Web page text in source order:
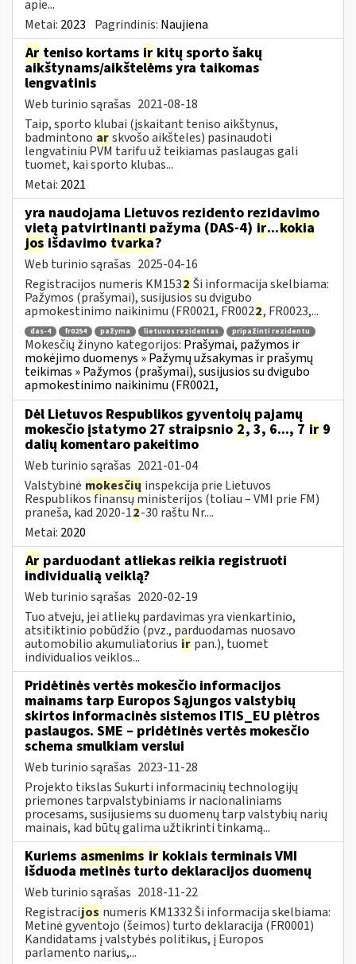
apie...
Metai: 2023 Pagrindinis: Naujiena
Ar teniso kortams ir kitų sporto šakų
aikštynams/aikštelėms yra taikomas
lengvatinis
Web turinio sąrašas 2021-08-18
Taip, sporto klubai (įskaitant teniso aikštynus,
badmintono arskvošo aikšteles) pasinaudoti
lengvatiniu PVM tarifu už teikiamas paslaugas gali
tuomet, kai sporto klubas...
Metai: 2021
yra naudojama Lietuvos rezidento rezidavimo
vietą patvirtinanti pažyma (DAS-4) ir...kokia
jos išdavimo tvarka?
Web turinio sąrašas 2025-04-16
Registracijos numeris KM1532 Ši informacija skelbiama:
Pažymos (prašymai), susijusios su dvigubo
apmokestinimo naikinimu (FR0021, FR0022, FR0023,...
das-4 fr0254 pažyma lietuvos rezidentas pripažinti rezidentu
Mokesčių žinyno kategorijos: Prašymai, pažymos ir
mokėjimo duomenys » Pažymų užsakymas ir prašymų
teikimas » Pažymos (prašymai), susijusios su dvigubo
apmokestinimo naikinimu (FR0021,
Dėl Lietuvos Respublikos gyventojų pajamų
mokesčio įstatymo 27 straipsnio 2, 3, 6..., 7 ir 9
dalių komentaro pakeitimo
Web turinio sąrašas 2021-01-04
Valstybinė mokesčių inspekcija prie Lietuvos
Respublikos finansų ministerijos (toliau – VMI prie FM)
praneša, kad 2020-12-30 raštu Nr....
Metai: 2020
Ar parduodant atliekas reikia registruoti
individualią veiklą?
Web turinio sąrašas 2020-02-19
Tuo atveju, jei atliekų pardavimas yra vienkartinio,
atsitiktinio pobūdžio (pvz., parduodamas nuosavo
automobilio akumuliatorius ir pan.), tuomet
individualios veiklos...
Pridėtinės vertės mokesčio informacijos
mainams tarp Europos Sąjungos valstybių
skirtos informacinės sistemos ITIS_EU plėtros
paslaugos. SME – pridėtinės vertės mokesčio
schema smulkiam verslui
Web turinio sąrašas 2023-11-28
Projekto tikslas Sukurti informacinių technologijų
priemones tarpvalstybiniams ir nacionaliniams
procesams, susijusiems su duomenų tarp valstybių narių
mainais, kad būtų galima užtikrinti tinkamą...
Kuriems asmenims ir kokiais terminais VMI
išduoda metinės turto deklaracijos duomenų
Web turinio sąrašas 2018-11-22
Registracijos numeris KM1332 Ši informacija skelbiama:
Metinė gyventojo (šeimos) turto deklaracija (FR0001)
Kandidatams į valstybės politikus, į Europos
parlamento narius,...